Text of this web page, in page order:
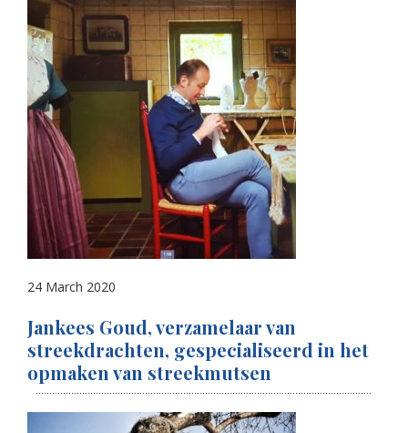
24 March 2020
Jankees Goud, verzamelaar van
streekdrachten, gespecialiseerd in het
opmaken van streekmutsen